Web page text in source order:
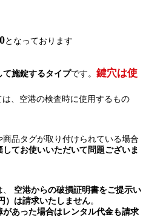
となっております
て施錠するタイプです。 鍵穴は使
、空港の検査時に使用するもの
品タグが取り付けられている場合
してお使いいただいて問題ございま
空港からの破損証明書をご提示い
）は請求いたしません。
あった場合はレンタル代金も請求